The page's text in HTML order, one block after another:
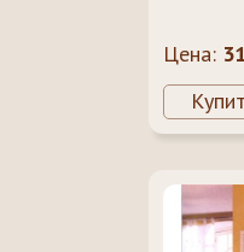
Цена: